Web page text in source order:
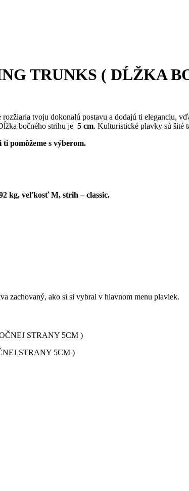
TRUNKS ( DĹŽKA
rozžiaria tvoju dokonalú postavu a dodajú ti eleganciu,
bočného strihu je 5 cm. Kulturistické plavky sú šité
pomôžeme s výberom.
kg, veľkosť M, strih – classic.
zachovaný, ako si si vybral v hlavnom menu plaviek.
STRANY 5CM )